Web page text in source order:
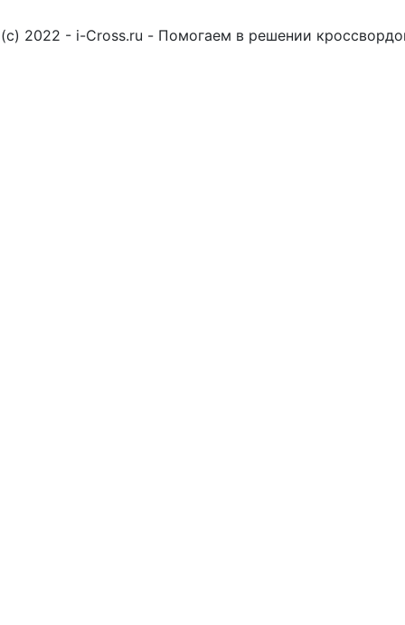
(c) 2022 - i-Cross.ru - Помогаем в решении